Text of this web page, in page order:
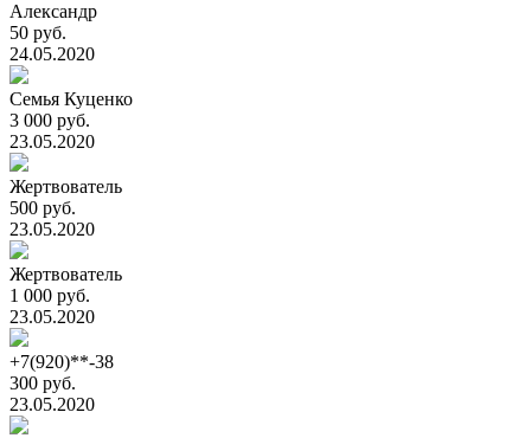
Александр
50 руб.
24.05.2020
Семья Куценко
3 000 руб.
23.05.2020
Жертвователь
500 руб.
23.05.2020
Жертвователь
1 000 руб.
23.05.2020
+7(920)**-38
300 руб.
23.05.2020